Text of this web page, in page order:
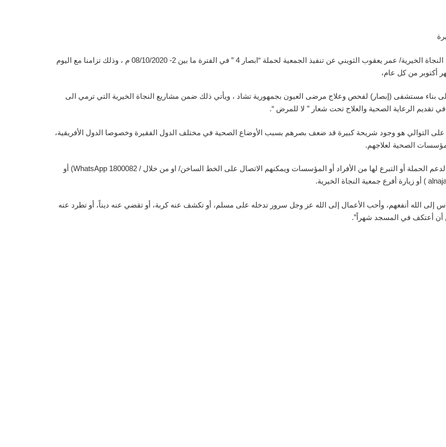
أفاد رئيس قطاع الموارد والعلاقات العامة والإعلام بجمعية النجاة الخيرية/ عمر يعقوب الثويني عن تنفيذ الجمعية لحملة “ابصار 4 ” في الفترة ما بين 2- 08/10/2020 م ، وذلك تزامنا مع اليوم
أكتوبر من كل عام،
إلى بناء مستشفى (إبصار) لفحص وعلاج مرضى العيون بجمهورية تشاد ، ويأتي ذلك ضمن مشاريع النجاة الخيرية التي ترمي الى
تقديم الرعاية الصحية والعلاج تحت شعار ” لا للمرض “.
على التوالي هو وجود شريحة كبيرة قد ضعف بصرهم بسبب الأوضاع الصحية في مختلف الدول الفقيرة وخصوصا الدول الأفريقية،
الصحية لعلاجهم.
وقال الثويني : نحن نرحب بكل من يرغب معنا في التطوع لدعم الحملة أو التبرع لها من الأفراد أو المؤسسات ويمكنهم الاتصال على الخط الساخن/ او من خلال / WhatsApp 1800082) أو
إلى الله أنفعهم، وأحب الأعمال إلى الله عز وجل سرور تدخله على مسلم، أو تكشف عنه كربة، أو تقضي عنه ديناً، أو تطرد عنه
أعتكف في المسجد شهراً”.